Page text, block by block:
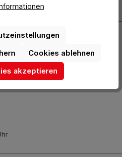
Anmeldung
Cookies ablehnen
akzeptieren